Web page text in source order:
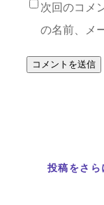
次回のコメ
の名前、メ
投稿をさら